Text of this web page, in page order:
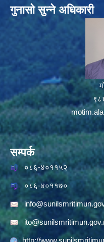
गुनासो सुन्ने अधिकारी
सम्पर्क
०८६-४०११५२
०८६-४०११७०
http://